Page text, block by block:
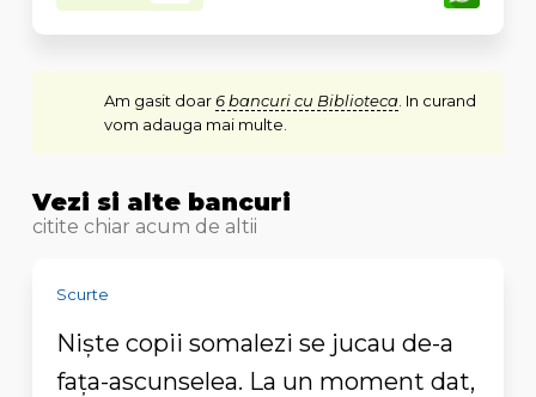
Am gasit doar6 bancuri cu Biblioteca. In curand
vom adauga mai multe.
Vezi si alte bancuri
citite chiar acum de altii
Scurte
Nişte copii somalezi se jucau de-a
faţa-ascunselea. La un moment dat,